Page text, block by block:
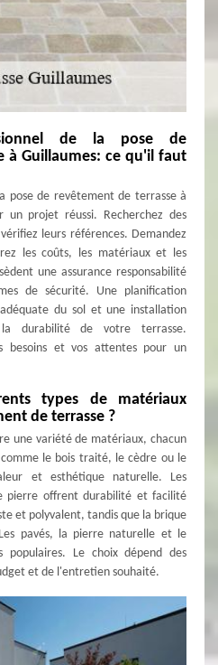
de la pose de
à Guillaumes: ce qu'il faut
pose de revêtement de terrasse à
un projet réussi. Recherchez des
leurs références. Demandez
les coûts, les matériaux et les
une assurance responsabilité
de sécurité. Une planification
du sol et une installation
la durabilité de votre terrasse.
besoins et vos attentes pour un
types de matériaux
de terrasse ?
une variété de matériaux, chacun
le bois traité, le cèdre ou le
et esthétique naturelle. Les
pierre offrent durabilité et facilité
et polyvalent, tandis que la brique
pavés, la pierre naturelle et le
populaires. Le choix dépend des
et de l'entretien souhaité.